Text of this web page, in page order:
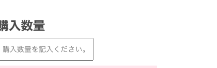
入数量